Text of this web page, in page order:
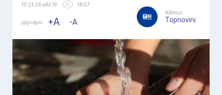
10:21, 26 авг 19 1807
Шрифт: +A -A
Автор:
Topnovini